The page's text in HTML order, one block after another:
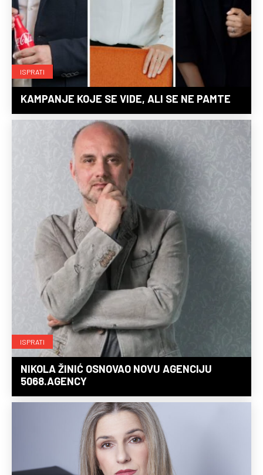
ISPRATI
KAMPANJE KOJE SE VIDE, ALI SE NE PAMTE
ISPRATI
NIKOLA ŽINIĆ OSNOVAO NOVU AGENCIJU
5068.AGENCY